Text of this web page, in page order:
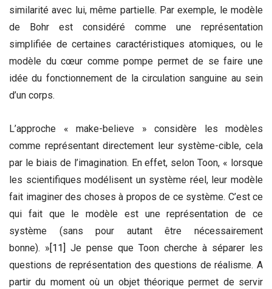
similarité avec lui, même partielle. Par exemple, le modèle
de Bohr est considéré comme une représentation
simplifiée de certaines caractéristiques atomiques, ou le
modèle du cœur comme pompe permet de se faire une
idée du fonctionnement de la circulation sanguine au sein
d’un corps.
L’approche « make-believe »
considère les modèles
comme représentant directement leur système-cible, cela
par le biais de l’imagination. En effet, selon Toon, « lorsque
les scientifiques modélisent un système réel, leur modèle
fait imaginer des choses à propos de ce système. C’est ce
qui fait que le modèle est une représentation de ce
système (sans pour autant être nécessairement
bonne). » [11]
Je pense que Toon cherche à séparer les
questions de représentation des questions de réalisme. A
partir du moment où un objet théorique permet de servir